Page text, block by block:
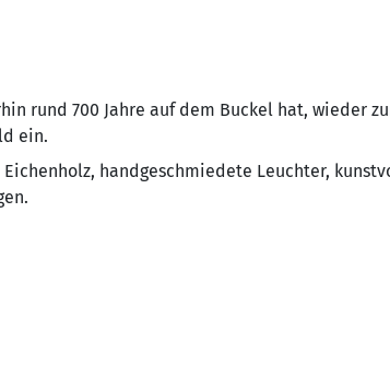
rund 700 Jahre auf dem Buckel hat, wieder
ein.
handgeschmiedete Leuchter,